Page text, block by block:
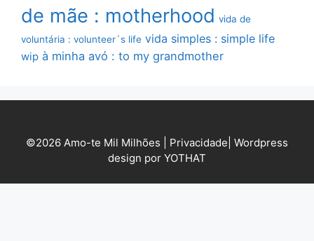
de mãe : motherhood vida de
voluntária : volunteer´s life vida simples : simple life
wip à minha avó : to my grandmother
©2026 Amo-te Mil Milhões | Privacidade Wordpress
design por YOTHAT